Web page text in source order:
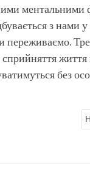
з нами
переживаємо.
життя
без